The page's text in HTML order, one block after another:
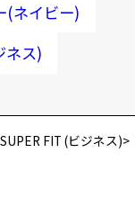
(ネイビー)
ネス)
SUPER FIT (ビジネス)